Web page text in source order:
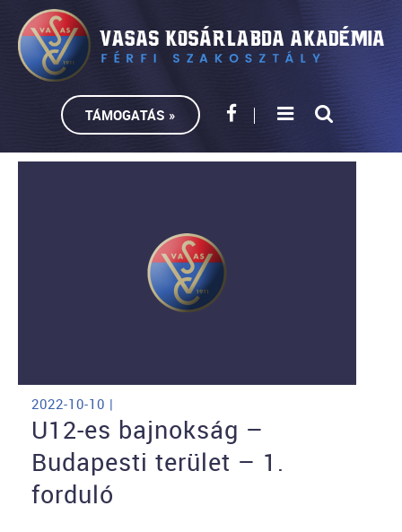
TÁMOGATÁS »
2022-10-10 |
U12-es bajnokság –
Budapesti terület – 1.
forduló